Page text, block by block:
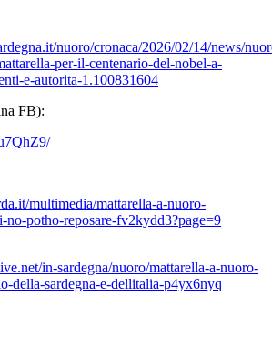
nuoro/cronaca/2026/02/14/news/
per-il-centenario-del-nobel-a-
e-autorita-1.100831604
FB):
multimedia/mattarella-a-nuoro-
no-potho-reposare-fv2kydd3?page=9
in-sardegna/nuoro/mattarella-a-nuoro-
della-sardegna-e-dellitalia-p4yx6nyq